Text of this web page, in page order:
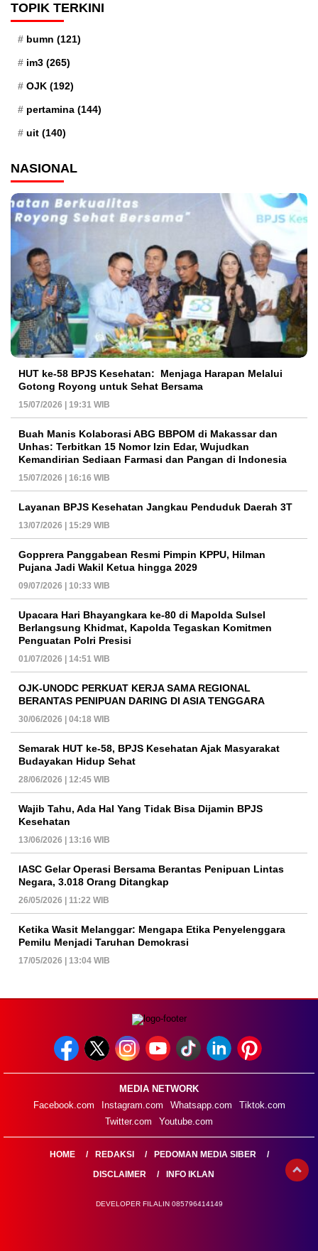
TOPIK TERKINI
bumn (121)
im3 (265)
OJK (192)
pertamina (144)
uit (140)
NASIONAL
HUT ke-58 BPJS Kesehatan: Menjaga Harapan Melalui
Gotong Royong untuk Sehat Bersama
15/07/2026 | 19:31 WIB
Buah Manis Kolaborasi ABG BBPOM di Makassar dan
Unhas: Terbitkan 15 Nomor Izin Edar, Wujudkan
Kemandirian Sediaan Farmasi dan Pangan di Indonesia
15/07/2026 | 16:16 WIB
Layanan BPJS Kesehatan Jangkau Penduduk Daerah 3T
13/07/2026 | 15:29 WIB
Gopprera Panggabean Resmi Pimpin KPPU, Hilman
Pujana Jadi Wakil Ketua hingga 2029
09/07/2026 | 10:33 WIB
Upacara Hari Bhayangkara ke-80 di Mapolda Sulsel
Berlangsung Khidmat, Kapolda Tegaskan Komitmen
Penguatan Polri Presisi
01/07/2026 | 14:51 WIB
OJK-UNODC PERKUAT KERJA SAMA REGIONAL
BERANTAS PENIPUAN DARING DI ASIA TENGGARA
30/06/2026 | 04:18 WIB
Semarak HUT ke-58, BPJS Kesehatan Ajak Masyarakat
Budayakan Hidup Sehat
28/06/2026 | 12:45 WIB
Wajib Tahu, Ada Hal Yang Tidak Bisa Dijamin BPJS
Kesehatan
13/06/2026 | 13:16 WIB
IASC Gelar Operasi Bersama Berantas Penipuan Lintas
Negara, 3.018 Orang Ditangkap
26/05/2026 | 11:22 WIB
Ketika Wasit Melanggar: Mengapa Etika Penyelenggara
Pemilu Menjadi Taruhan Demokrasi
17/05/2026 | 13:04 WIB
MEDIA NETWORK
Facebook.com
Instagram.com Whatsapp.com
Tiktok.com
Twitter.com
Youtube.com
HOME REDAKSI
PEDOMAN MEDIA SIBER
DISCLAIMER
INFO IKLAN
DEVELOPER FILALIN 085796414149